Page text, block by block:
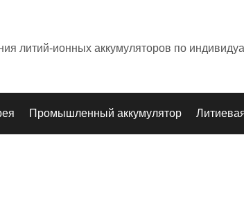
литий-ионных аккумуляторов по
Промышленный аккумулятор